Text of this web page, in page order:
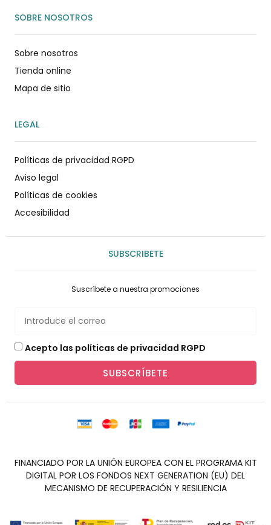
SOBRE NOSOTROS
Sobre nosotros
Tienda online
Mapa de sitio
LEGAL
Políticas de privacidad RGPD
Aviso legal
Políticas de cookies
Accesibilidad
SUBSCRIBETE
Suscríbete a nuestra promociones
Acepto las políticas de privacidad RGPD
SUBSCRÍBETE
FINANCIADO POR LA UNIÓN EUROPEA CON EL PROGRAMA KIT
DIGITAL POR LOS FONDOS NEXT GENERATION (EU) DEL
MECANISMO DE RECUPERACIÓN Y RESILIENCIA